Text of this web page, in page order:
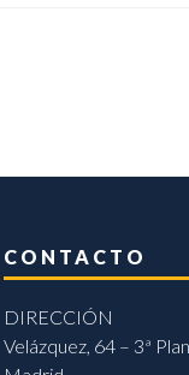
CONTACTO
DIRECCIÓN
Velázquez, 64 – 3ª